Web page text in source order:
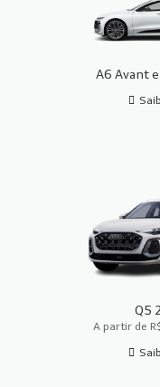
A6 Avant
Q5
A partir de